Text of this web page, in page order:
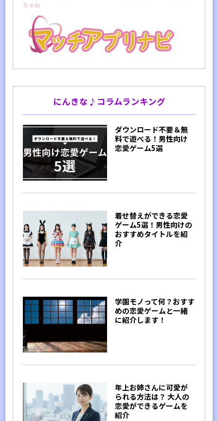
ちゃお
にんきな♪コラムランキング
ダウンロード不要＆無
料で遊べる！男性向け
恋愛ゲーム5選
着せ替えができる恋愛
ゲーム5選！男性向けの
おすすめタイトルを紹
介
学園モノって何？おすす
めの恋愛ゲームと一緒
に紹介します！
年上お姉さんに可愛が
られる方法は？ 大人の
恋愛ができるゲームを
紹介